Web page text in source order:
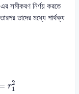
নির্ণয় করতে
তাদের মধ্যে পার্থক্য
r2
1